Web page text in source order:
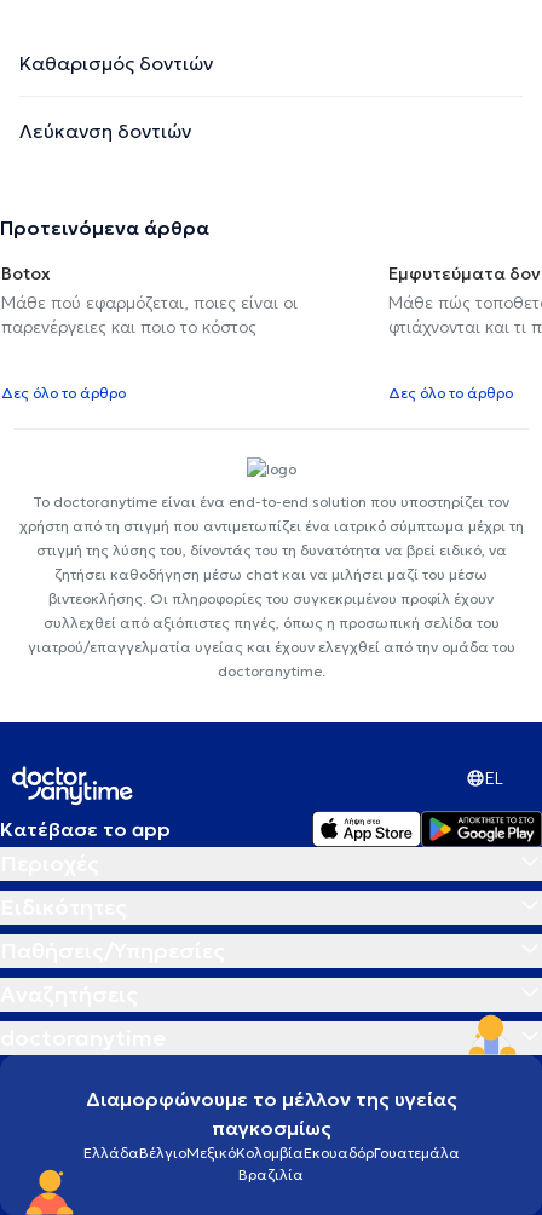
Καθαρισμός δοντιών
Λεύκανση δοντιών
Προτεινόμενα άρθρα
Botox
Μάθε πού εφαρμόζεται, ποιες είναι οι
παρενέργειες και ποιο το κόστος
Δες όλο το άρθρο
Εμφυτεύματα
Μάθε πώς
φτιάχνονται και τι
Δες όλο το άρθρο
Το doctoranytime είναι ένα end-to-end solution που υποστηρίζει τον
χρήστη από τη στιγμή που αντιμετωπίζει ένα ιατρικό σύμπτωμα μέχρι τη
στιγμή της λύσης του, δίνοντάς του τη δυνατότητα να βρεί ειδικό, να
ζητήσει καθοδήγηση μέσω chat και να μιλήσει μαζί του μέσω
βιντεοκλήσης. Οι πληροφορίες του συγκεκριμένου προφίλ έχουν
συλλεχθεί από αξιόπιστες πηγές, όπως η προσωπική σελίδα του
γιατρού/επαγγελματία υγείας και έχουν ελεγχθεί από την ομάδα του
doctoranytime.
EL
Κατέβασε το app
Διαμορφώνουμε το μέλλον της υγείας
παγκοσμίως
ΕλλάδαΒέλγιοΜεξικόΚολομβίαΕκουαδόρΓουατεμάλα
Βραζιλία